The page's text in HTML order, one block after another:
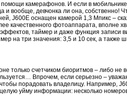
камерафонов. И если в
и вообще, девчонка ли она, собственно!
J600E оснащен камерой 1,3 Мпикс –
качественного фотоаппарата, вполне
таймер и даже функция записи
на три значения: 3,5 и 10 сек, а также
только счетчиком биоритмов – либо
Впрочем, если серьезно –
порадовать владелицу. Например,
уйму информации: несколько